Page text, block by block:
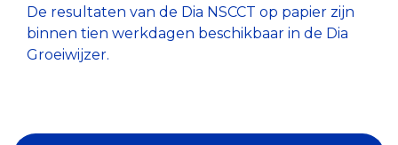
De resultaten van de Dia NSCCT op papier zijn
binnen tien werkdagen beschikbaar in de Dia
Groeiwijzer.